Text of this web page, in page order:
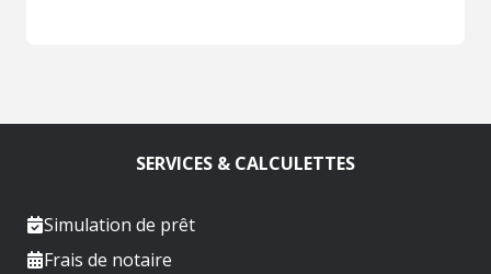
SERVICES & CALCULETTES
Simulation de prêt
Frais de notaire